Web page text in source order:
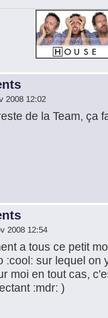
2008 12:02
de la Team, ça
2008 12:54
a tous ce petit
:cool: sur lequel on
moi en tout cas,
:mdr: )